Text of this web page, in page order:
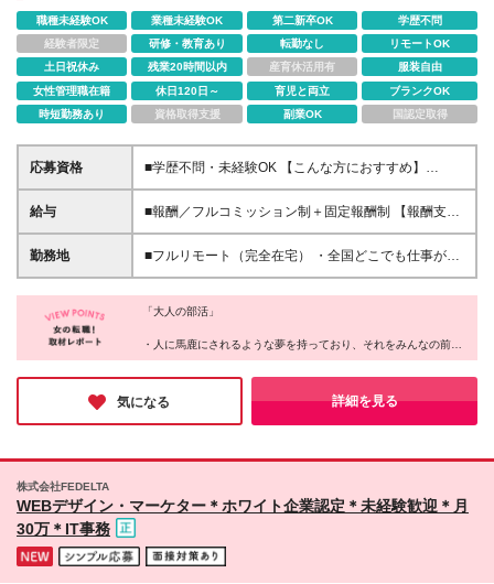
職種未経験OK 業種未経験OK 第二新卒OK
学歴不問
経験者限定
研修・教育あり 転勤なし
リモートOK
土日祝休み
残業20時間以内 産育休活用有
服装自由
女性管理職在籍
休日120日～ 育児と両立
ブランクOK
時短勤務あり
資格取得支援 副業OK 国認定取得
応募資格
■学歴不問・未経験OK 【こんな方におすすめ】
⭕「自信はないけど、頑張ってみたい」と思える人
⭕「もう一度、努力してみよう」と挑戦できる人 ⭕
いていない方】 ❌ラクに稼ぎたい人 ❌最低限の収入が
あればOKな人 ❌自分の成長に興味がない人 ❌人と協
ありません。 でも、だからこそ成長の実感がある
安」より「どこまで成長できるか」を楽しめる環境で
給与
■報酬／フルコミッション制＋固定報酬制 【報酬支払
い実績(2024年度)】平均5,522,124円 （Join1年以上2
年未満メンバー） この数字は、ウルサポの環境を活
し、挑戦を続けた人 すべての人がこの結果を得られ
く、「行動する」ことが、成果への第一歩です。 ※固
する固定報酬の仕事にエントリー可能。全メンバーの
約20％程度が固定報酬を得ており、時給1,500円～
10,000円相当の仕事があります（一定のスキルを必要
勤務地
■フルリモート（完全在宅） ・全国どこでも仕事がで
きます（地方でも活躍できます） ・あなたが「ここ
で働きたい！」と思った場所が職場です（0秒出社）
・平日にワーケーション先でオンライン商談や、移動
中にチャットでコミュニケーションもOK
――――――――――――――――― ◎メタバース
オフィス「oVice」の活用 完全在宅でありながら孤独
感ゼロ。 ・研修や案件相談、仕事のMTG ・「ねぇね
の範囲)上記を除く当社関連勤務地
「大人の部活」
・人に馬鹿にされるような夢を持っており、それをみんなの前で
発言できる
・慣れ合いではなく切磋琢磨できる、本気で向き合ってくれる仲
間がいる
・賞賛承認文化があり、あなたの存在を認めてくれる環境がある
・トレーナーが正しい努力を示し、適切なフィードバックを行っ
・1年後、驚くほど成長した大好きな自分に出会える
気になる 詳細を見る
株式会社FEDELTA
WEBデザイン・マーケター＊ホワイト企業認定＊未経験歓迎＊月
30万＊IT事務